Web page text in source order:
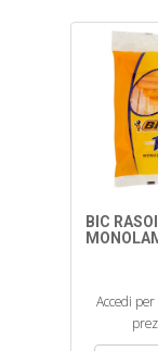
BIC
Accedi per